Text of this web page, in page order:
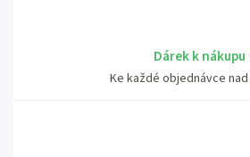
Dárek k nákupu
Ke každé objednávce nad